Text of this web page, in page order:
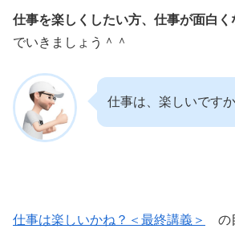
仕事を楽しくしたい方、仕事が面白く
でいきましょう＾＾
仕事は、楽しいです
仕事は楽しいかね？＜最終講義＞ の